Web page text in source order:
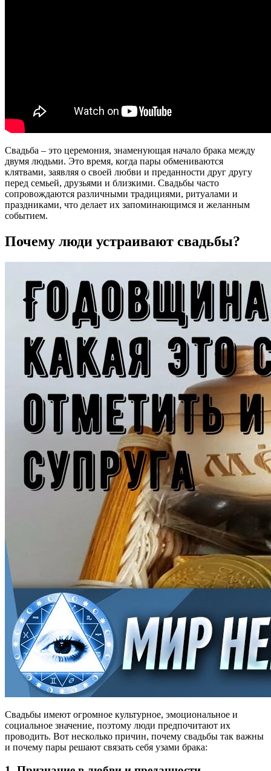
Свадьба – это церемония, знаменующая начало брака между
двумя людьми. Это время, когда пары обмениваются
клятвами, заявляя о своей любви и преданности друг другу
перед семьей, друзьями и близкими. Свадьбы часто
сопровождаются различными традициями, ритуалами и
праздниками, что делает их запоминающимся и желанным
событием.
Почему люди устраивают свадьбы?
Свадьбы имеют огромное культурное, эмоциональное и
социальное значение, поэтому люди предпочитают их
проводить. Вот несколько причин, почему свадьбы так важны
и почему пары решают связать себя узами брака: